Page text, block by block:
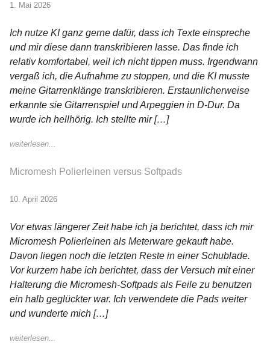
1. Mai 2026
Ich nutze KI ganz gerne dafür, dass ich Texte einspreche
und mir diese dann transkribieren lasse. Das finde ich
relativ komfortabel, weil ich nicht tippen muss. Irgendwann
vergaß ich, die Aufnahme zu stoppen, und die KI musste
meine Gitarrenklänge transkribieren. Erstaunlicherweise
erkannte sie Gitarrenspiel und Arpeggien in D-Dur. Da
wurde ich hellhörig. Ich stellte mir […]
weiterlesen...
Micromesh Polierleinen versus Softpads
10. April 2026
Vor etwas längerer Zeit habe ich ja berichtet, dass ich mir
Micromesh Polierleinen als Meterware gekauft habe.
Davon liegen noch die letzten Reste in einer Schublade.
Vor kurzem habe ich berichtet, dass der Versuch mit einer
Halterung die Micromesh-Softpads als Feile zu benutzen
ein halb geglückter war. Ich verwendete die Pads weiter
und wunderte mich […]
weiterlesen...